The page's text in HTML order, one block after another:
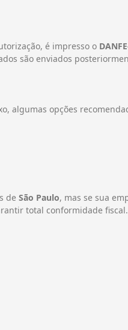
é impresso o
são enviados
algumas opções
de São Paulo, mas se sua
total conformidade fiscal.